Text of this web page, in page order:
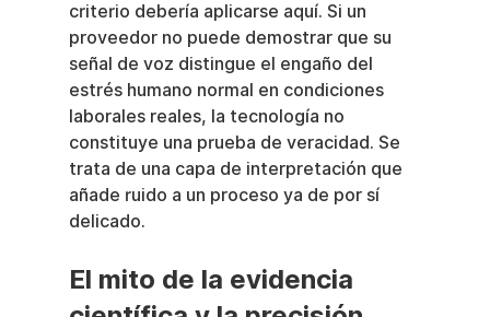
criterio debería aplicarse aquí. Si un
proveedor no puede demostrar que su
señal de voz distingue el engaño del
estrés humano normal en condiciones
laborales reales, la tecnología no
constituye una prueba de veracidad. Se
trata de una capa de interpretación que
añade ruido a un proceso ya de por sí
delicado.
El mito de la evidencia